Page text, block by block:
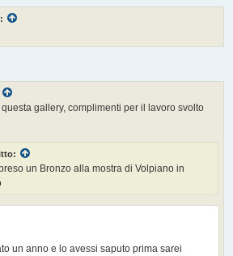
gallery, complimenti per il lavoro svolto
un Bronzo alla mostra di Volpiano in
un anno e lo avessi saputo prima sarei